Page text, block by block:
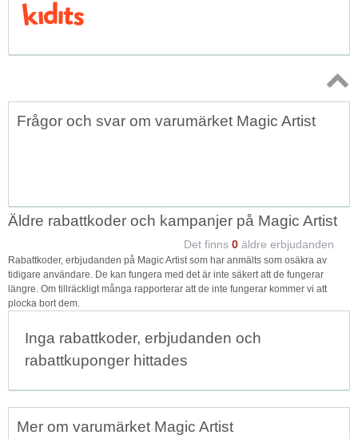
Topp
Frågor och svar om varumärket Magic Artist
Äldre rabattkoder och kampanjer på Magic Artist
Det finns 0 äldre erbjudanden
Rabattkoder, erbjudanden på Magic Artist som har anmälts som osäkra av
tidigare användare. De kan fungera med det är inte säkert att de fungerar
längre. Om tillräckligt många rapporterar att de inte fungerar kommer vi att
plocka bort dem.
Inga rabattkoder, erbjudanden och
rabattkuponger hittades
Mer om varumärket Magic Artist